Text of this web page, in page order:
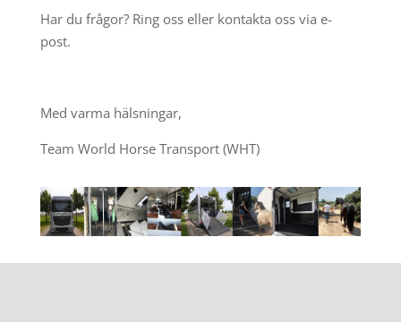
Har du frågor? Ring oss eller kontakta oss via e-
post.
Med varma hälsningar,
Team World Horse Transport (WHT)